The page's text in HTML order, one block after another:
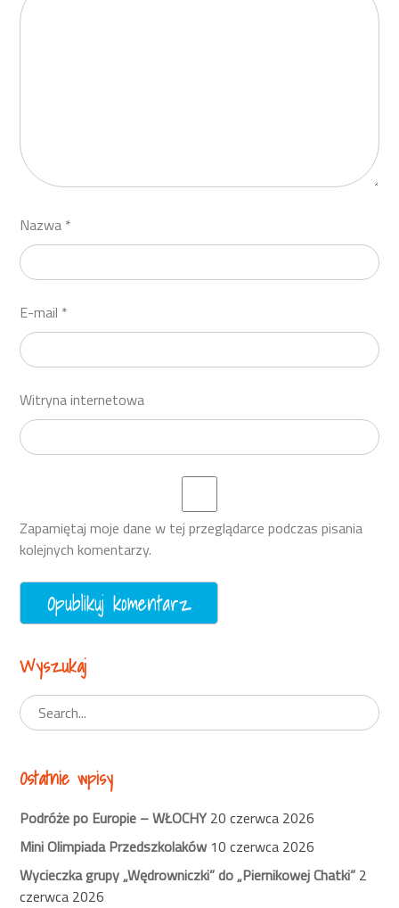
Nazwa *
E-mail *
Witryna internetowa
Zapamiętaj moje dane w tej przeglądarce podczas pisania
kolejnych komentarzy.
Wyszukaj
Ostatnie wpisy
Podróże po Europie – WŁOCHY20 czerwca 2026
Mini Olimpiada Przedszkolaków10 czerwca 2026
Wycieczka grupy „Wędrowniczki” do „Piernikowej Chatki” 2
czerwca 2026